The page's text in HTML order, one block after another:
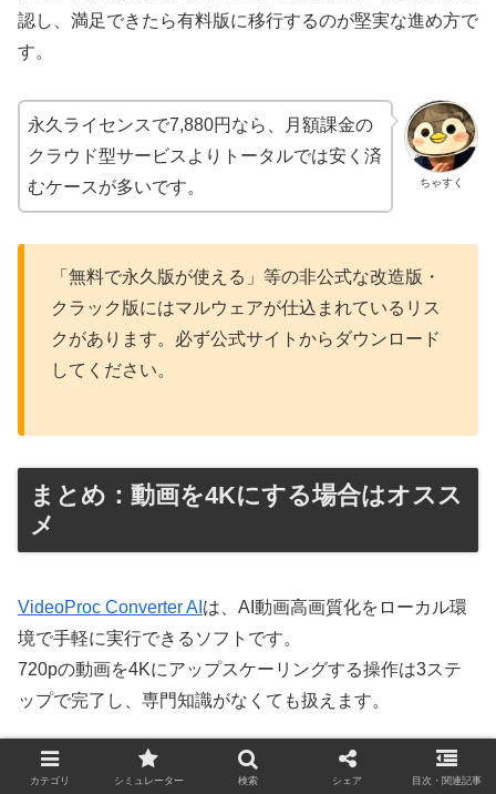
認し、満足できたら有料版に移行するのが堅実な進め方で
す。
ちゃすく
永久ライセンスで7,880円なら、月額課金の
クラウド型サービスよりトータルでは安く済
むケースが多いです。
「無料で永久版が使える」等の非公式な改造版・
クラック版にはマルウェアが仕込まれているリス
クがあります。必ず公式サイトからダウンロード
してください。
まとめ：動画を4Kにする場合はオスス
メ
VideoProc Converter AI は、AI動画高画質化をローカル環
境で手軽に実行できるソフトです。
720pの動画を4Kにアップスケーリングする操作は3ステ
ップで完了し、専門知識がなくても扱えます。
この記事のまとめ
カテゴリ シミュレーター 検索 シェア 目次・関連記事